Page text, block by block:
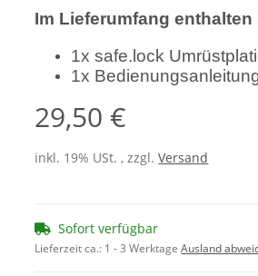
Im Lieferumfang enthalten
1x safe.lock
1x
29,50 €
inkl. 19% USt. , zzgl.Versand
Sofort verfügbar
Lieferzeit ca.: 1 - 3 WerktageAusland